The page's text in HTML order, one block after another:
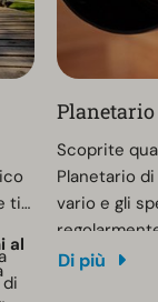
ti
al
Scoprite
Planetario
vario e gli
i bambini,
Di più